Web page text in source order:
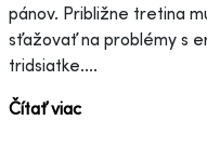
pánov. Približne tretina
sťažovať na problémy s
tridsiatke....
Čítať viac